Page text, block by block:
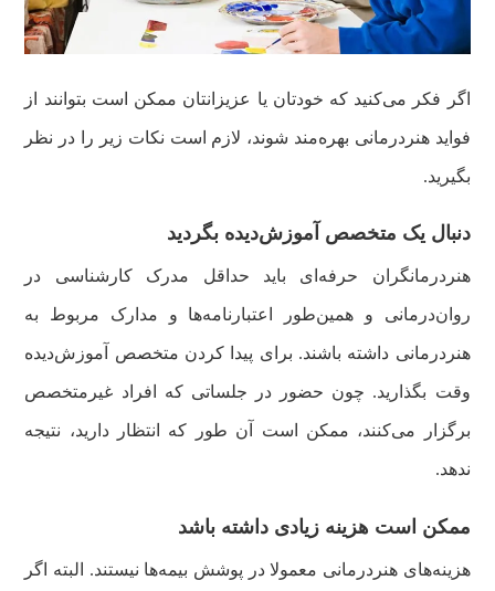
اگر فکر می‌کنید که خودتان یا عزیزانتان ممکن است بتوانند از
فواید هنردرمانی بهره‌مند شوند، لازم است نکات زیر را در نظر
بگیرید.
دنبال یک متخصص آموزش‌دیده بگردید
هنردرمانگران حرفه‌ای باید حداقل مدرک کارشناسی در
روان‌درمانی و همین‌طور اعتبارنامه‌ها و مدارک مربوط به
هنردرمانی داشته باشند. برای پیدا کردن متخصص آموزش‌دیده
وقت بگذارید. چون حضور در جلساتی که افراد غیرمتخصص
برگزار می‌کنند، ممکن است آن طور که انتظار دارید، نتیجه
ندهد.
ممکن است هزینه زیادی داشته باشد
هزینه‌های هنردرمانی معمولا در پوشش بیمه‌ها نیستند. البته اگر